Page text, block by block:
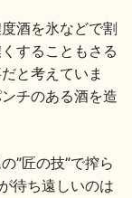
酒を氷などで割
することもさる
と考えていま
チのある酒を造
”匠の技”で搾ら
待ち遠しいのは